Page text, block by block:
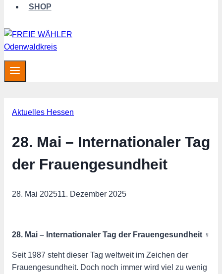
SHOP
Aktuelles Hessen
28. Mai – Internationaler Tag
der Frauengesundheit
28. Mai 202511. Dezember 2025
28. Mai – Internationaler Tag der Frauengesundheit ♀️
Seit 1987 steht dieser Tag weltweit im Zeichen der
Frauengesundheit. Doch noch immer wird viel zu wenig